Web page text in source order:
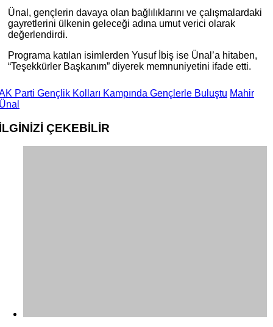
Ünal, gençlerin davaya olan bağlılıklarını ve çalışmalardaki
gayretlerini ülkenin geleceği adına umut verici olarak
değerlendirdi.
Programa katılan isimlerden Yusuf İbiş ise Ünal’a hitaben,
“Teşekkürler Başkanım” diyerek memnuniyetini ifade etti.
Parti Gençlik Kolları Kampında Gençlerle Buluştu Mahir
ÇEKEBİLİR